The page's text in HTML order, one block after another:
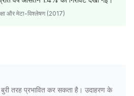
और मेटा-विश्लेषण (2017)
तरह प्रभावित कर सकता है। उदाहरण के